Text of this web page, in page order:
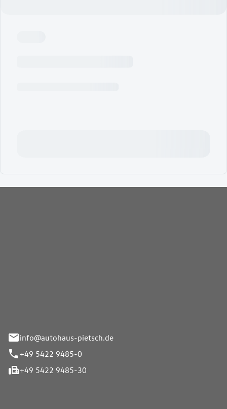
info@autohaus-pietsch.de
+49 5422 9485-0
+49 5422 9485-30